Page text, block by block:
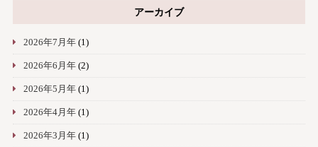
アーカイブ
2026年7月年(1)
2026年6月年(2)
2026年5月年(1)
2026年4月年(1)
2026年3月年(1)